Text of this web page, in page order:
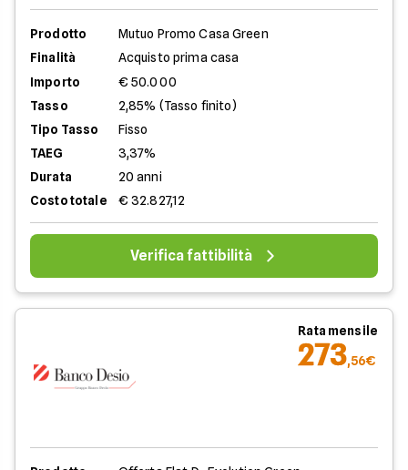
Prodotto
Mutuo Promo Casa Green
Finalità
Acquisto prima casa
Importo
€ 50.000
Tasso
2,85% (Tasso finito)
Tipo Tasso
Fisso
TAEG
3,37%
Durata
20 anni
Costo totale
€ 32.827,12
Verifica fattibilità
Rata mensile
273,56€